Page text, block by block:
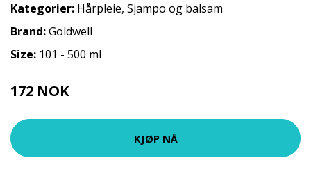
Kategorier: Hårpleie, Sjampo og balsam
Brand:Goldwell
Size: 101 - 500 ml
172 NOK
KJØP NÅ